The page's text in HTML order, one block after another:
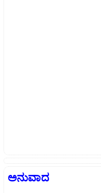
ಅನುವಾದ